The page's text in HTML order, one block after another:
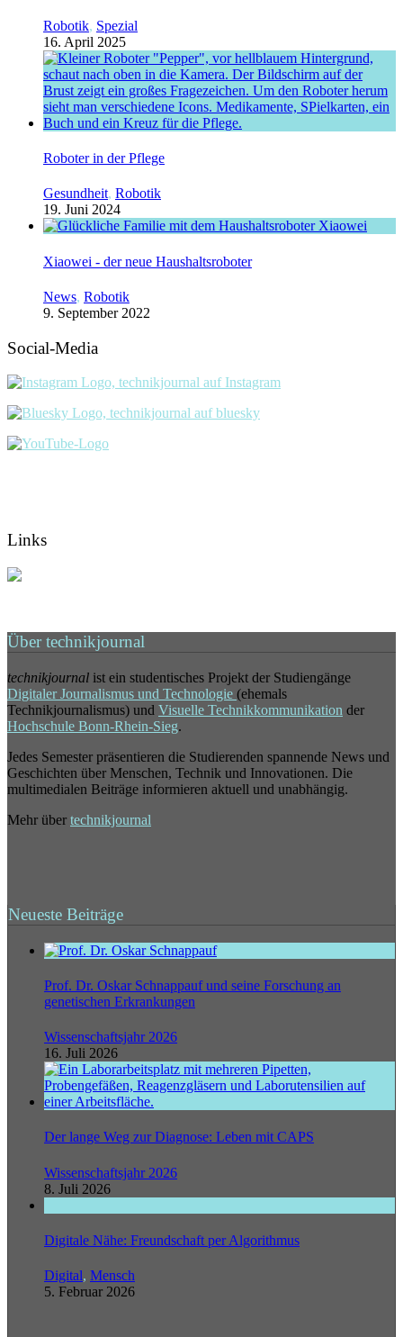
Robotik, Spezial
16. April 2025
Roboter in der Pflege
Gesundheit, Robotik
19. Juni 2024
Xiaowei - der neue Haushaltsroboter
News, Robotik
9. September 2022
Social-Media
Links
Über technikjournal
technikjournal ist ein studentisches Projekt der Studiengänge
Digitaler Journalismus und Technologie (ehemals
Technikjournalismus) und Visuelle Technikkommunikation der
Hochschule Bonn-Rhein-Sieg.
Jedes Semester präsentieren die Studierenden spannende News und
Geschichten über Menschen, Technik und Innovationen. Die
multimedialen Beiträge informieren aktuell und unabhängig.
Mehr über technikjournal
Neueste Beiträge
Prof. Dr. Oskar Schnappauf und seine Forschung an
genetischen Erkrankungen
Wissenschaftsjahr 2026
16. Juli 2026
Der lange Weg zur Diagnose: Leben mit CAPS
Wissenschaftsjahr 2026
8. Juli 2026
Digitale Nähe: Freundschaft per Algorithmus
Digital, Mensch
5. Februar 2026